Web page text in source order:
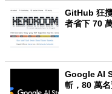
GitHub 狂
者省下 70
Google AI
斬，80 萬